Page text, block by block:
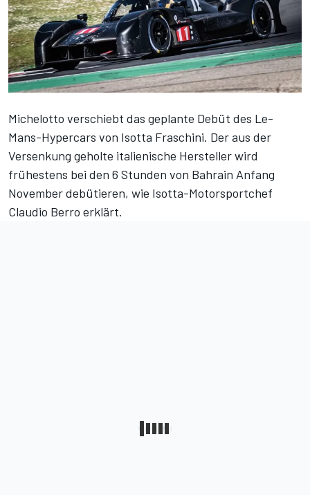
Michelotto verschiebt das geplante Debüt des Le-
Mans-Hypercars von Isotta Fraschini. Der aus der
Versenkung geholte italienische Hersteller wird
frühestens bei den 6 Stunden von Bahrain Anfang
November debütieren, wie Isotta-Motorsportchef
Claudio Berro erklärt.